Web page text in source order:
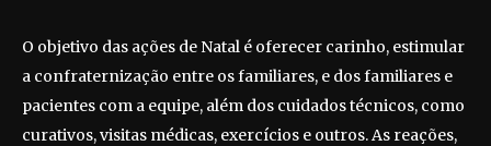
O objetivo das ações de Natal é oferecer carinho, estimular
a confraternização entre os familiares, e dos familiares e
pacientes com a equipe, além dos cuidados técnicos, como
curativos, visitas médicas, exercícios e outros. As reações,